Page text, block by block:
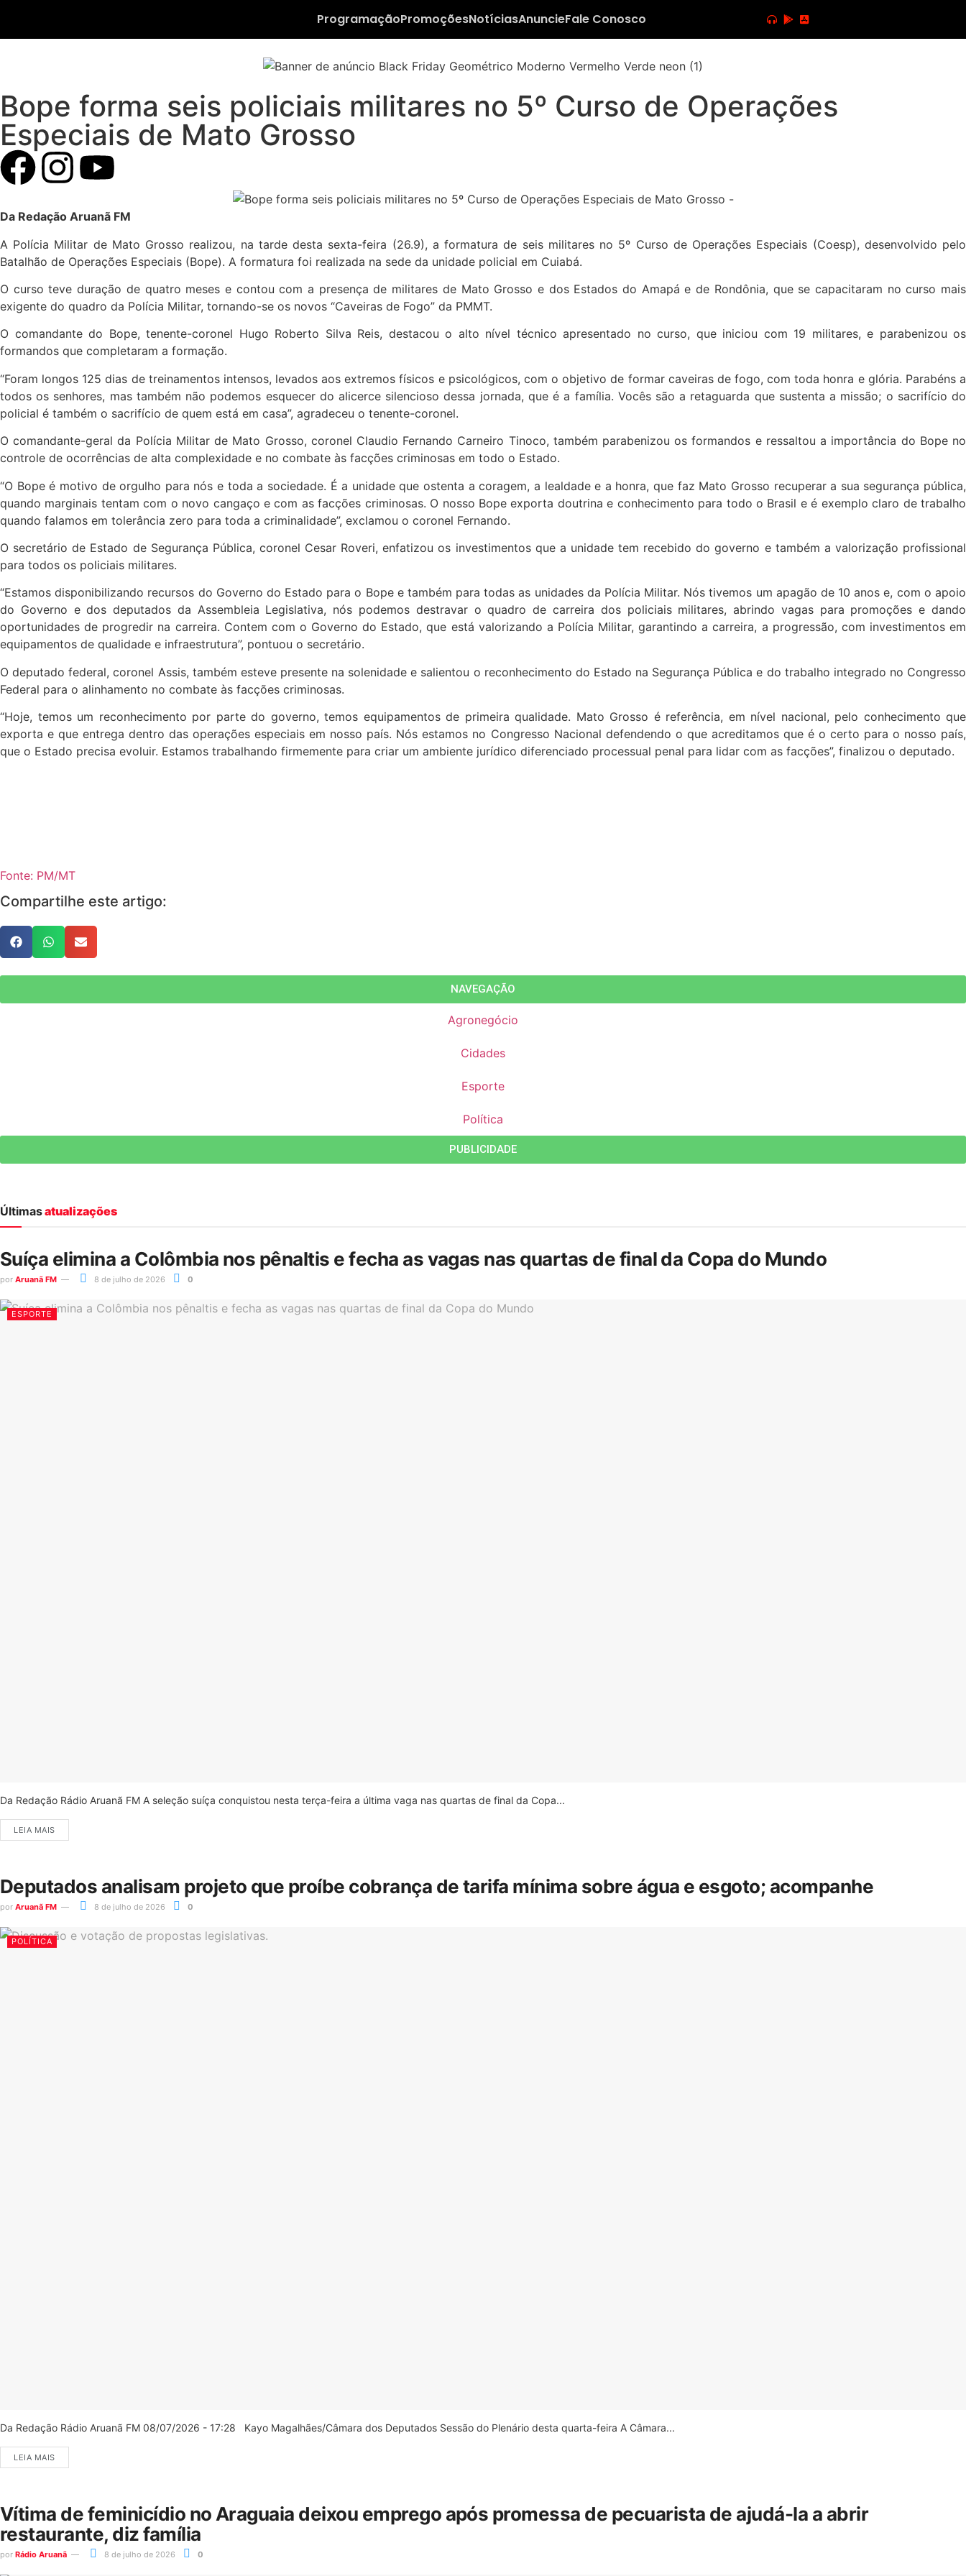
ProgramaçãoPromoçõesNotíciasAnuncieFale Conosco
Bope forma seis policiais militares no 5º Curso de Operações
Especiais de Mato Grosso
Da Redação Aruanã FM
A Polícia Militar de Mato Grosso realizou, na tarde desta sexta-feira (26.9), a formatura de seis militares no 5º Curso de Operações Especiais (Coesp), desenvolvido pelo
Batalhão de Operações Especiais (Bope). A formatura foi realizada na sede da unidade policial em Cuiabá.
O curso teve duração de quatro meses e contou com a presença de militares de Mato Grosso e dos Estados do Amapá e de Rondônia, que se capacitaram no curso mais
exigente do quadro da Polícia Militar, tornando-se os novos “Caveiras de Fogo” da PMMT.
O comandante do Bope, tenente-coronel Hugo Roberto Silva Reis, destacou o alto nível técnico apresentado no curso, que iniciou com 19 militares, e parabenizou os
formandos que completaram a formação.
“Foram longos 125 dias de treinamentos intensos, levados aos extremos físicos e psicológicos, com o objetivo de formar caveiras de fogo, com toda honra e glória. Parabéns a
todos os senhores, mas também não podemos esquecer do alicerce silencioso dessa jornada, que é a família. Vocês são a retaguarda que sustenta a missão; o sacrifício do
policial é também o sacrifício de quem está em casa”, agradeceu o tenente-coronel.
O comandante-geral da Polícia Militar de Mato Grosso, coronel Claudio Fernando Carneiro Tinoco, também parabenizou os formandos e ressaltou a importância do Bope no
controle de ocorrências de alta complexidade e no combate às facções criminosas em todo o Estado.
“O Bope é motivo de orgulho para nós e toda a sociedade. É a unidade que ostenta a coragem, a lealdade e a honra, que faz Mato Grosso recuperar a sua segurança pública,
quando marginais tentam com o novo cangaço e com as facções criminosas. O nosso Bope exporta doutrina e conhecimento para todo o Brasil e é exemplo claro de trabalho
quando falamos em tolerância zero para toda a criminalidade”, exclamou o coronel Fernando.
O secretário de Estado de Segurança Pública, coronel Cesar Roveri, enfatizou os investimentos que a unidade tem recebido do governo e também a valorização profissional
para todos os policiais militares.
“Estamos disponibilizando recursos do Governo do Estado para o Bope e também para todas as unidades da Polícia Militar. Nós tivemos um apagão de 10 anos e, com o apoio
do Governo e dos deputados da Assembleia Legislativa, nós podemos destravar o quadro de carreira dos policiais militares, abrindo vagas para promoções e dando
oportunidades de progredir na carreira. Contem com o Governo do Estado, que está valorizando a Polícia Militar, garantindo a carreira, a progressão, com investimentos em
equipamentos de qualidade e infraestrutura”, pontuou o secretário.
O deputado federal, coronel Assis, também esteve presente na solenidade e salientou o reconhecimento do Estado na Segurança Pública e do trabalho integrado no Congresso
Federal para o alinhamento no combate às facções criminosas.
“Hoje, temos um reconhecimento por parte do governo, temos equipamentos de primeira qualidade. Mato Grosso é referência, em nível nacional, pelo conhecimento que
exporta e que entrega dentro das operações especiais em nosso país. Nós estamos no Congresso Nacional defendendo o que acreditamos que é o certo para o nosso país,
que o Estado precisa evoluir. Estamos trabalhando firmemente para criar um ambiente jurídico diferenciado processual penal para lidar com as facções”, finalizou o deputado.
Fonte: PM/MT
Compartilhe este artigo:
NAVEGAÇÃO
Agronegócio
Cidades
Esporte
Política
PUBLICIDADE
Últimasatualizações
Suíça elimina a Colômbia nos pênaltis e fecha as vagas nas quartas de final da Copa do Mundo
por Aruanã FM 8 de julho de 2026 0
ESPORTE
Da Redação Rádio Aruanã FM A seleção suíça conquistou nesta terça-feira a última vaga nas quartas de final da Copa...
LEIA MAIS
Deputados analisam projeto que proíbe cobrança de tarifa mínima sobre água e esgoto; acompanhe
por Aruanã FM 8 de julho de 2026 0
POLÍTICA
Da Redação Rádio Aruanã FM 08/07/2026 - 17:28 Kayo Magalhães/Câmara dos Deputados Sessão do Plenário desta quarta-feira A Câmara...
LEIA MAIS
Vítima de feminicídio no Araguaia deixou emprego após promessa de pecuarista de ajudá-la a abrir
restaurante, diz família
por Rádio Aruanã 8 de julho de 2026 0